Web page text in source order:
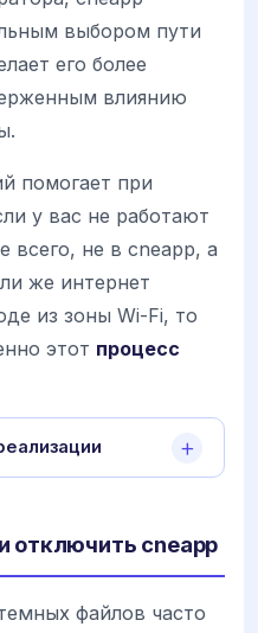
выбором пути
его более
влиянию
помогает при
у вас не работают
всего, не в cneapp, а
же интернет
из зоны Wi-Fi, то
этот процесс
отключить cneapp
файлов часто